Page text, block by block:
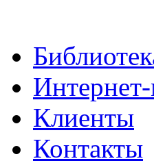
Клиенты
Контакты